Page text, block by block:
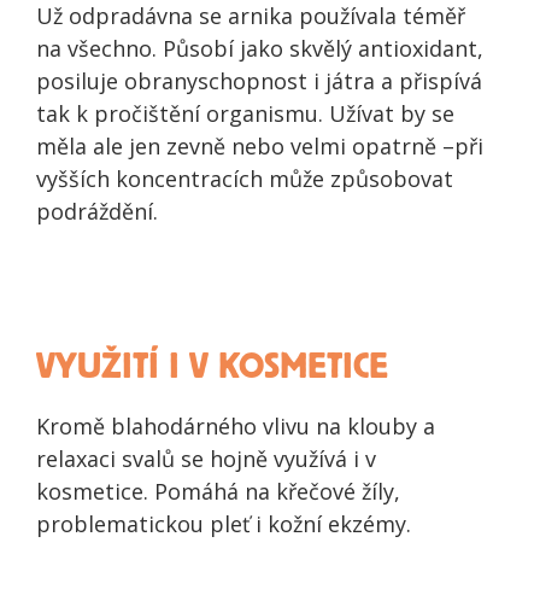
Už odpradávna se arnika používala téměř
na všechno. Působí jako skvělý antioxidant,
posiluje obranyschopnost i játra a přispívá
tak k pročištění organismu. Užívat by se
měla ale jen zevně nebo velmi opatrně –při
vyšších koncentracích může způsobovat
podráždění.
VYUŽITÍ I V KOSMETICE
Kromě blahodárného vlivu na klouby a
relaxaci svalů se hojně využívá i v
kosmetice. Pomáhá na křečové žíly,
problematickou pleť i kožní ekzémy.